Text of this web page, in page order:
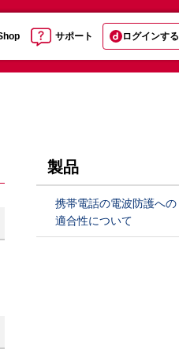
サポート ログインする
製品
携帯電話の電波防護への
適合性について